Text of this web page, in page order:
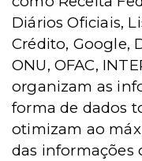
Diários Oficiais,
Crédito, Google,
ONU, OFAC,
organizam as
forma de dados
otimizam ao
das informações